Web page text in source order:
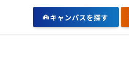
キャンパスを探す